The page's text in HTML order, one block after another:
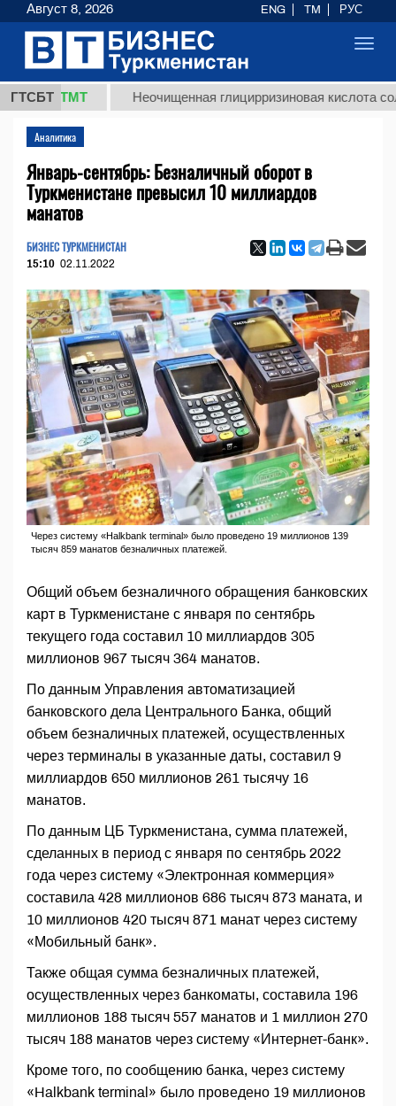
ГТСБТ
ТМТ Неочищенная глицирризиновая кислота
Аналитика
Январь-сентябрь: Безналичный оборот в
Туркменистане превысил 10 миллиардов
манатов
БИЗНЕС ТУРКМЕНИСТАН
15:10 02.11.2022
Через систему «Halkbank terminal» было проведено 19 миллионов 139
тысяч 859 манатов безналичных платежей.
Общий объем безналичного обращения банковских
карт в Туркменистане с января по сентябрь
текущего года составил 10 миллиардов 305
миллионов 967 тысяч 364 манатов.
По данным Управления автоматизацией
банковского дела Центрального Банка, общий
объем безналичных платежей, осуществленных
через терминалы в указанные даты, составил 9
миллиардов 650 миллионов 261 тысячу 16
манатов.
По данным ЦБ Туркменистана, сумма платежей,
сделанных в период с января по сентябрь 2022
года через систему «Электронная коммерция»
составила 428 миллионов 686 тысяч 873 маната, и
10 миллионов 420 тысяч 871 манат через систему
«Мобильный банк».
Также общая сумма безналичных платежей,
осуществленных через банкоматы, составила 196
миллионов 188 тысяч 557 манатов и 1 миллион 270
тысяч 188 манатов через систему «Интернет-банк».
Кроме того, по сообщению банка, через систему
«Halkbank terminal» было проведено 19 миллионов
Август 8, 2026 ENG TM РУС